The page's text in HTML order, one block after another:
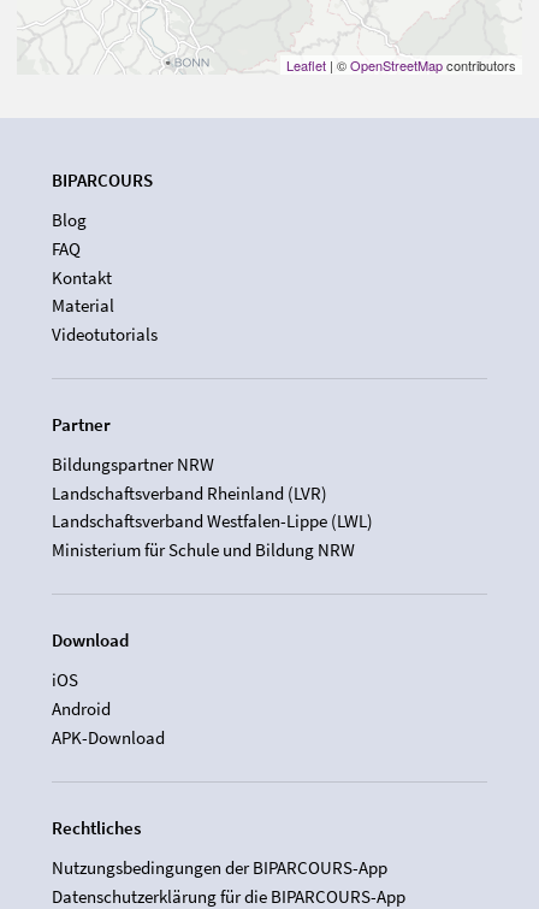
Leaflet | ©OpenStreetMapcontributors
BIPARCOURS
Blog
FAQ
Kontakt
Material
Videotutorials
Partner
Bildungspartner NRW
Landschaftsverband Rheinland (LVR)
Landschaftsverband Westfalen-Lippe (LWL)
Ministerium für Schule und Bildung NRW
Download
iOS
Android
APK-Download
Rechtliches
Nutzungsbedingungen der BIPARCOURS-App
Datenschutzerklärung für die BIPARCOURS-App